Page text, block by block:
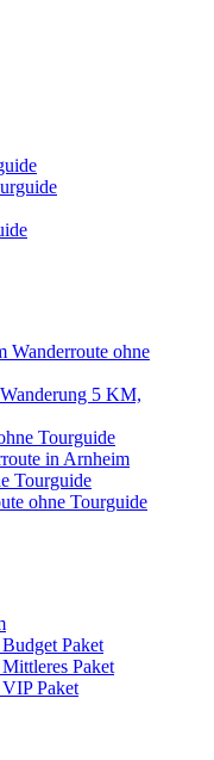
Wanderroute ohne
5 KM,
Tourguide
in Arnheim
Tourguide
ohne Tourguide
Paket
Paket
Paket